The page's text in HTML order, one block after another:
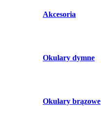
Akcesoria
Okulary dymne
Okulary brązowe